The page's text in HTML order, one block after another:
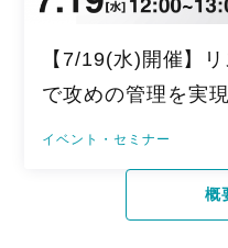
【7/19(水)開催】
で攻めの管理を実
イベント・セミナー
概